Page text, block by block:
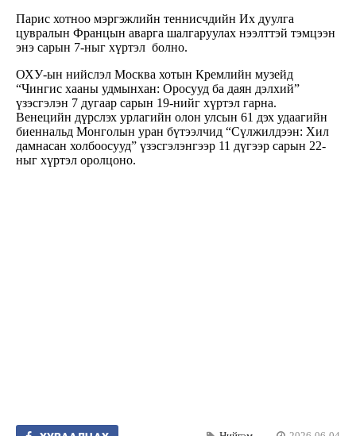
Парис хотноо мэргэжлийн теннисчдийн Их дуулга
цувралын Францын аварга шалгаруулах нээлттэй тэмцээн
энэ сарын 7-ныг хүртэл болно.
ОХУ-ын нийслэл Москва хотын Кремлийн музейд
“Чингис хааны удмынхан: Оросууд ба даян дэлхий”
үзэсгэлэн 7 дугаар сарын 19-нийг хүртэл гарна.
Венецийн дүрслэх урлагийн олон улсын 61 дэх удаагийн
биеннальд Монголын уран бүтээлчид “Сүлжилдээн: Хил
дамнасан холбоосууд” үзэсгэлэнгээр 11 дүгээр сарын 22-
ныг хүртэл оролцоно.